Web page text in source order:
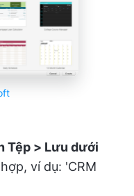
Tệp > Lưu dưới
ví dụ: 'CRM